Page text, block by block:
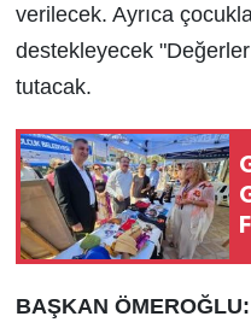
verilecek. Ayrıca
destekleyecek
tutacak.
BAŞKAN